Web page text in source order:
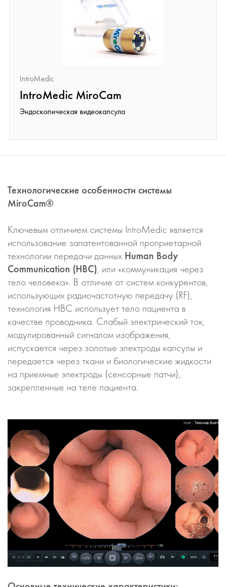
IntroMedic
IntroMedic MiroCam
Эндоскопическая видеокапсула
Технологические особенности системы
MiroCam®
Ключевым отличием системы IntroMedic является
использование запатентованной проприетарной
технологии передачи данных Human Body
Communication (HBC), или «коммуникация через
тело человека». В отличие от систем конкурентов,
использующих радиочастотную передачу (RF),
технология HBC использует тело пациента в
качестве проводника. Слабый электрический ток,
модулированный сигналом изображения,
испускается через золотые электроды капсулы и
передается через ткани и биологические жидкости
на приемные электроды (сенсорные патчи),
закрепленные на теле пациента.